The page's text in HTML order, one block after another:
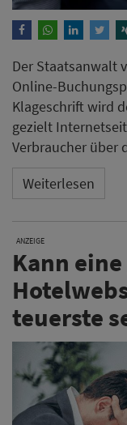
Der Staatsanwalt
Online-
Klageschrift wird
gezielt
Verbraucher über
Weiterlesen
ANZEIGE
Kann
teuerste